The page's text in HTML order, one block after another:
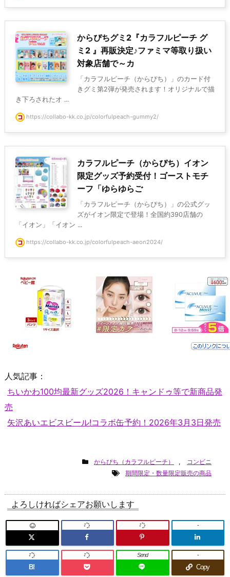
からぴちグミ2『カラフルピーチ グ
ミ2 』再販決定♪ファミマ等取り扱い
対象店舗で～カ
「カラフルピーチ（からぴち）」のカード付
きグミ第2弾が発売されます！オリジナルで描
き下ろされたオ ...
https://collabo-kk.co.jp/colorfulpeach-gummy2/
カラフルピーチ（からぴち）イオン
限定グッズ予約受付！ゴーストモチ
ーフ「ゆらゆらご
「カラフルピーチ（からぴち）」の公式グッ
ズがイオン限定で登場！全国約390店舗の
「イオン」「イオン ...
https://collabo-kk.co.jp/colorfulpeach-aeon2024/
人気記事：
ちいかわ100均最新グッズ2026！キャンドゥ等で新商品発
売
矢沢あいエビスビール!コラボ缶予約！2026年3月3日発売
からぴち（カラフルピーチ） ,
コンビニ
期間限定・数量限定販売の商品
よろしければシェアお願いします
-
B!
Send
Copy
-